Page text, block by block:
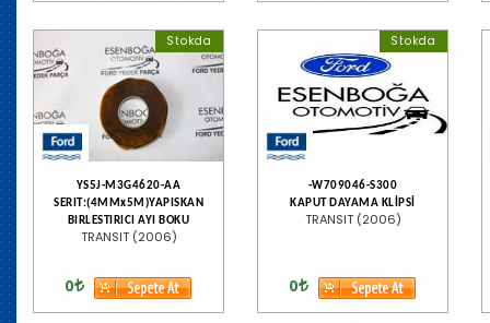
Stokda
YS5J-M3G4620-AA
SERIT:(4MMx5M)YAPISKAN
BIRLESTIRICI AYI BOKU
TRANSIT (2006)
0
Stokda
-W709046-S300
KAPUT DAYAMA KLİPSİ
TRANSIT (2006)
0